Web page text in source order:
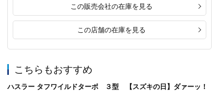
この販売会社の在庫を見る
この店舗の在庫を見る
こちらもおすすめ
ハスラー タフワイルドターボ ３型 【スズキの日】ダァーッ！